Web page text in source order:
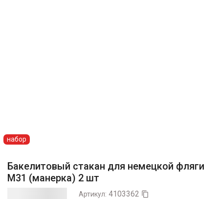
набор
Бакелитовый стакан для немецкой фляги
М31 (манерка) 2 шт
Артикул: 4103362 